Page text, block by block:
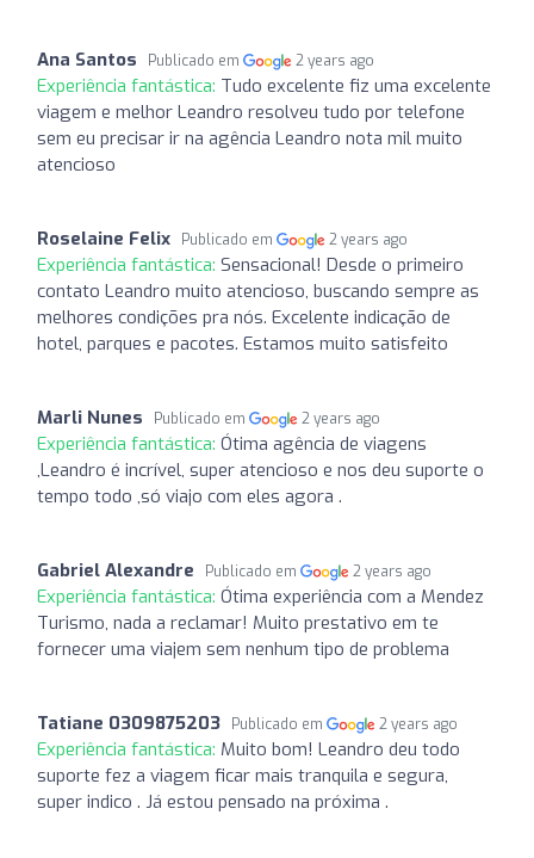
Ana Santos Publicado em 2 years ago
Experiência fantástica: Tudo excelente fiz uma excelente
viagem e melhor Leandro resolveu tudo por telefone
sem eu precisar ir na agência Leandro nota mil muito
atencioso
Roselaine Felix Publicado em 2 years ago
Experiência fantástica: Sensacional! Desde o primeiro
contato Leandro muito atencioso, buscando sempre as
melhores condições pra nós. Excelente indicação de
hotel, parques e pacotes. Estamos muito satisfeito
Marli Nunes Publicado em 2 years ago
Experiência fantástica: Ótima agência de viagens
,Leandro é incrível, super atencioso e nos deu suporte o
tempo todo ,só viajo com eles agora .
Gabriel Alexandre Publicado em 2 years ago
Experiência fantástica: Ótima experiência com a Mendez
Turismo, nada a reclamar! Muito prestativo em te
fornecer uma viajem sem nenhum tipo de problema
Tatiane 0309875203 Publicado em 2 years ago
Experiência fantástica: Muito bom! Leandro deu todo
suporte fez a viagem ficar mais tranquila e segura,
super indico . Já estou pensado na próxima .